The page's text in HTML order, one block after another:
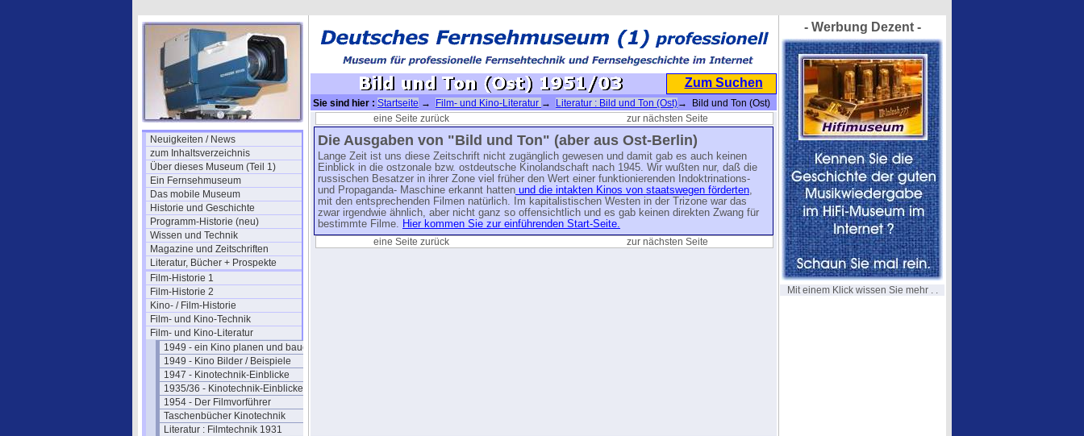
Neuigkeiten / News
zum Inhaltsverzeichnis
Über dieses Museum (Teil 1)
Ein Fernsehmuseum
Das mobile Museum
Historie und Geschichte
Programm-Historie (neu)
Wissen und Technik
Magazine und Zeitschriften
Literatur, Bücher + Prospekte
Film-Historie 1
Film-Historie 2
Kino- / Film-Historie
Film- und Kino-Technik
Film- und Kino-Literatur
1949 - ein Kino planen und bauen
1949 - Kino Bilder / Beispiele
1947 - Kinotechnik-Einblicke
1935/36 - Kinotechnik-Einblicke
1954 - Der Filmvorführer
Taschenbücher Kinotechnik
Literatur : Filmtechnik 1931
Zum Suchen
Sie sind hier : Startseite → Film- und Kino-Literatur → Literatur : Bild und Ton (Ost)→ Bild und Ton (Ost)
1951/03
eine Seite zurück zur nächsten Seite
Die Ausgaben von "Bild und Ton" (aber aus Ost-Berlin)
Lange Zeit ist uns diese Zeitschrift nicht zugänglich gewesen und damit gab es auch keinen
Einblick in die ostzonale bzw. ostdeutsche Kinolandschaft nach 1945. Wir wußten nur, daß die
russischen Besatzer in ihrer Zone viel früher den Wert einer funktionierenden Indoktrinations-
und Propaganda- Maschine erkannt hatten und die intakten Kinos von staatswegen förderten,
mit den entsprechenden Filmen natürlich. Im kapitalistischen Westen in der Trizone war das
zwar irgendwie ähnlich, aber nicht ganz so offensichtlich und es gab keinen direkten Zwang für
bestimmte Filme. Hier kommen Sie zur einführenden Start-Seite.
eine Seite zurück
zur nächsten Seite
- Werbung Dezent -
Mit einem Klick wissen Sie mehr . .